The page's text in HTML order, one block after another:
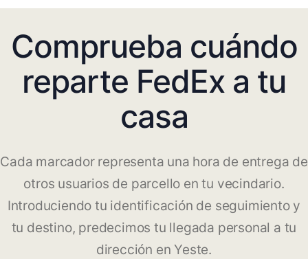
Comprueba cuándo
reparte FedEx a tu
casa
Cada marcador representa una hora de entrega de
otros usuarios de parcello en tu vecindario.
Introduciendo tu identificación de seguimiento y
tu destino, predecimos tu llegada personal a tu
dirección en Yeste.